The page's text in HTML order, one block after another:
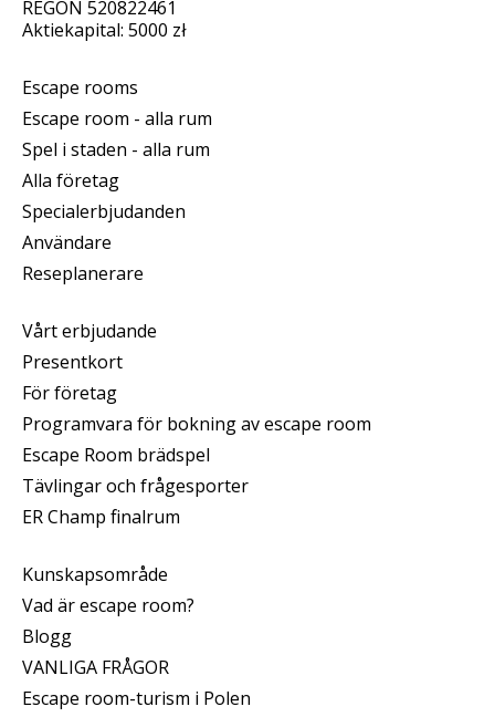
REGON 520822461
Aktiekapital: 5000 zł
Escape rooms
Escape room - alla rum
Spel i staden - alla rum
Alla företag
Specialerbjudanden
Användare
Reseplanerare
Vårt erbjudande
Presentkort
För företag
Programvara för bokning av escape room
Escape Room brädspel
Tävlingar och frågesporter
ER Champ finalrum
Kunskapsområde
Vad är escape room?
Blogg
VANLIGA FRÅGOR
Escape room-turism i Polen